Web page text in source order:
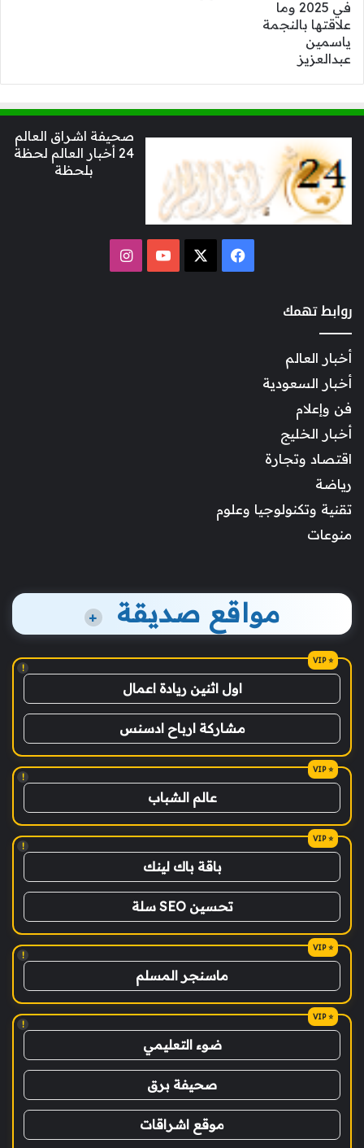
صحيفة اشراق العالم
24 أخبار العالم لحظة
بلحظة
فيسبوك ‫YouTubeانستقرام
روابط تهمك
أخبار العالم
أخبار السعودية
فن وإعلام
أخبار الخليج
اقتصاد وتجارة
رياضة
تقنية وتكنولوجيا وعلوم
منوعات
مواقع صديقة +
!
اول اثنين ريادة اعمال
مشاركة ارباح ادسنس
!
عالم الشباب
!
باقة باك لينك
تحسين SEO سلة
!
ماسنجر المسلم
!
ضوء التعليمي
صحيفة برق
موقع اشراقات